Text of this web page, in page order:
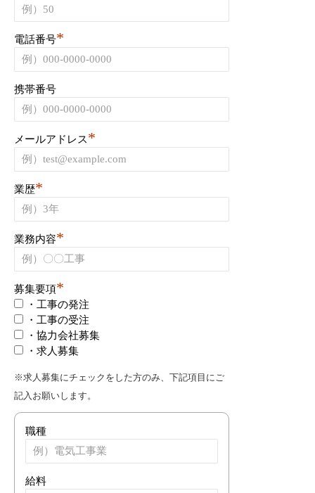
電話番号*
携帯番号
メールアドレス*
業歴*
業務内容*
募集要項*
・工事の発注
・工事の受注
・協力会社募集
・求人募集
※求人募集にチェックをした方のみ、下記項目にご
記入お願いします。
職種
給料